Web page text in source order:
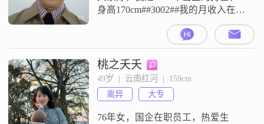
身高170cm##3002##我的月收入在
3001到5000元之间，目前工作地在
中国##3002##我这个人性格比较直
接，平时是外向健谈的类型，喜欢
和人沟通交流，也很有耐心，包容
心比较强##3002##朋友们都说我是
个稳重可靠的人，我自己觉得最突
出的特点就是真诚，对待事情和人
都是实实在
桃之夭夭
49岁  |  云南红河  |  159cm
离异
大专
76年女，国企在职员工，热爱生